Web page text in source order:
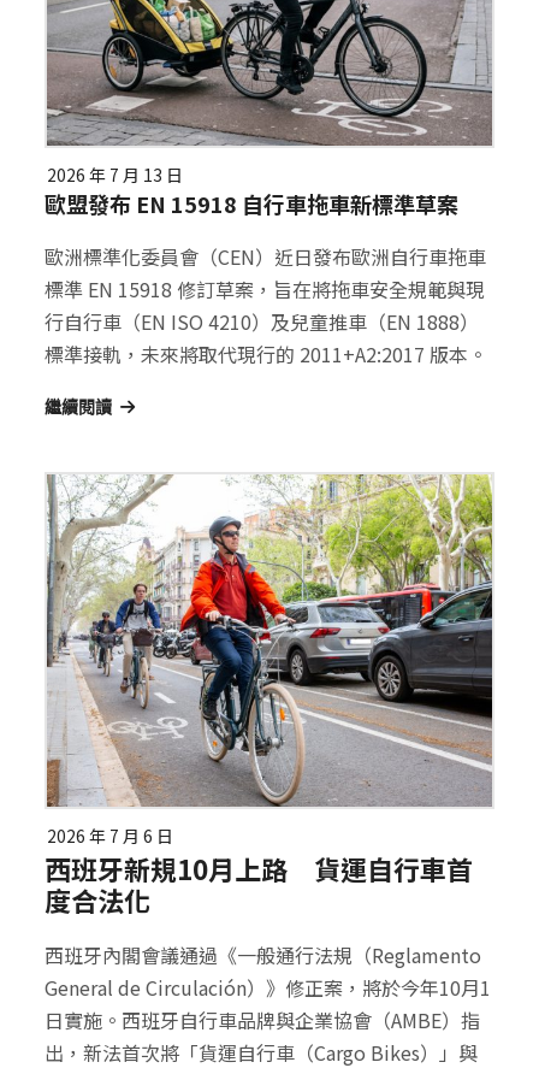
2026 年 7 月 13 日
歐盟發布 EN 15918 自行車拖車新標準草案
歐洲標準化委員會（CEN）近日發布歐洲自行車拖車
標準 EN 15918 修訂草案，旨在將拖車安全規範與現
行自行車（EN ISO 4210）及兒童推車（EN 1888）
標準接軌，未來將取代現行的 2011+A2:2017 版本。
繼續閱讀
2026 年 7 月 6 日
西班牙新規10月上路 貨運自行車首
度合法化
西班牙內閣會議通過《一般通行法規（Reglamento
General de Circulación）》修正案，將於今年10月1
日實施。西班牙自行車品牌與企業協會（AMBE）指
出，新法首次將「貨運自行車（Cargo Bikes）」與